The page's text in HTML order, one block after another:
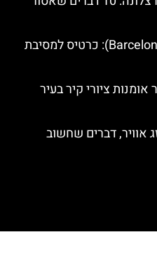
מסיבת יאכטה בברצלונה (Barcelona): כרטיס למסיבת
אומנות ציורי קיר בעיר
אוויר, דברים שחשוב